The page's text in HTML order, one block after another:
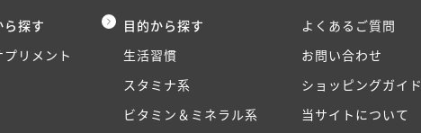
探す
リメント
目的から探す
生活習慣
スタミナ系
ビタミン＆ミネラル系
よくあるご質問
お問い合わせ
ショッピングガイド
当サイトについて